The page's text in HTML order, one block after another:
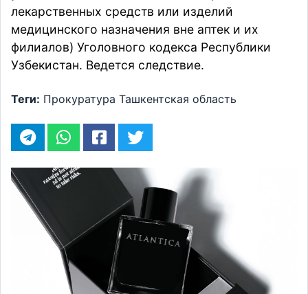
лекарственных средств или изделий
медицинского назначения вне аптек и их
филиалов) Уголовного кодекса Республики
Узбекистан. Ведется следствие.
Теги: Прокуратура Ташкентская область